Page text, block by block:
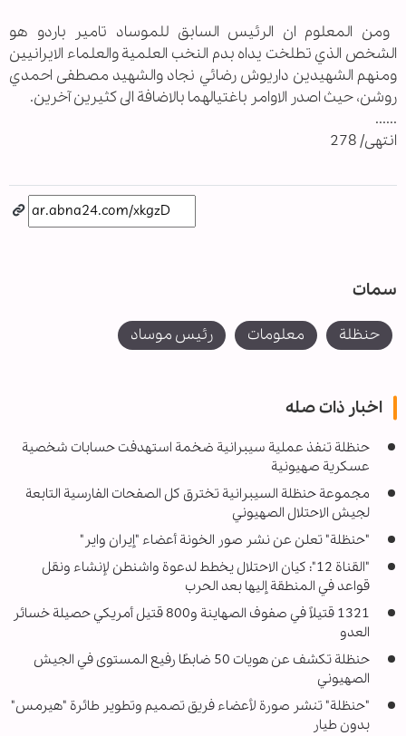
ومن المعلوم ان الرئيس السابق للموساد تامير باردو هو
الشخص الذي تطلخت يداه بدم النخب العلمية والعلماء الايرانيين
ومنهم الشهيدين داريوش رضائي نجاد والشهيد مصطفى احمدي
روشن، حيث اصدر الاوامر باغتيالهما بالاضافة الى كثيرين آخرين.
......
انتهى/ 278
سمات
حنظلة معلومات رئيس موساد
اخبار ذات صله
حنظلة تنفذ عملية سيبرانية ضخمة استهدفت حسابات شخصية
عسكرية صهيونية
مجموعة حنظلة السيبرانية تخترق كل الصفحات الفارسية التابعة
لجيش الاحتلال الصهيوني
"حنظلة" تعلن عن نشر صور الخونة أعضاء "إيران وایر"
"القناة 12": كيان الاحتلال يخطط لدعوة واشنطن لإنشاء ونقل
قواعد في المنطقة إليها بعد الحرب
1321 قتيلاً في صفوف الصهاينة و800 قتيل أمريكي حصيلة خسائر
العدو
حنظلة تكشف عن هويات 50 ضابطًا رفيع المستوى في الجيش
الصهيوني
"حنظلة" تنشر صورة لأعضاء فريق تصميم وتطوير طائرة "هيرمس"
بدون طيار